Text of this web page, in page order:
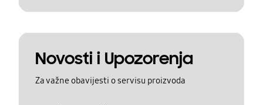
Novosti i Upozorenja
Za važne obavijesti o servisu proizvoda